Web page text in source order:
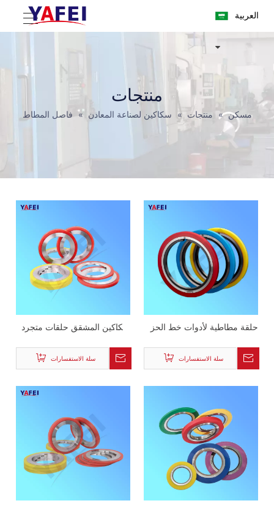
العربية
منتجات
مسكن » منتجات » سكاكين لصناعة المعادن » فاصل المطاط
حلقة مطاطية لأدوات خط الحز
سلة الاستفسارات
سكاكين المشقق حلقات متجرد
سلة الاستفسارات